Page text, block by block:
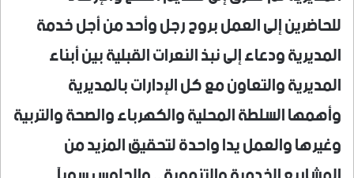
للحاضرين إلى العمل بروح رجل وأحد من أجل خدمة
المديرية ودعاء إلى نبذ النعرات القبلية بين أبناء
المديرية والتعاون مع كل الإدارات بالمديرية
وأهمها السلطة المحلية والكهرباء والصحة والتربية
وغيرها والعمل يدا واحدة لتحقيق المزيد من